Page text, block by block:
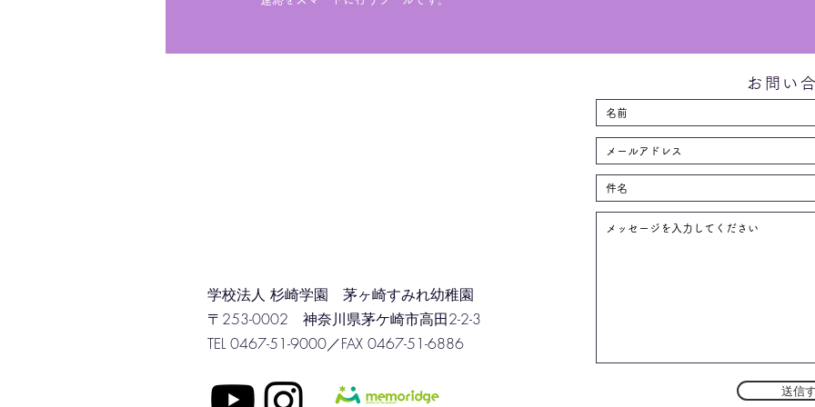
学校法人 杉崎学園 茅ヶ崎すみれ幼稚園
〒253-0002 神奈川県茅ケ崎市高田2-2-3
TEL 0467-51-9000／FAX 0467-51-6886
お問い
送信